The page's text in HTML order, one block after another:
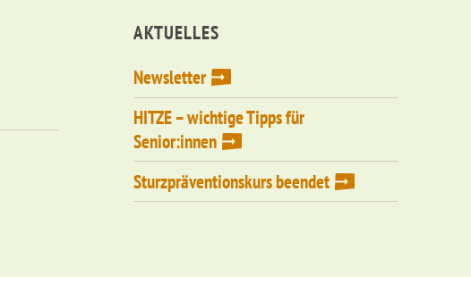
AKTUELLES
Newsletter
HITZE – wichtige Tipps für
Senior:innen
Sturzpräventionskurs beendet